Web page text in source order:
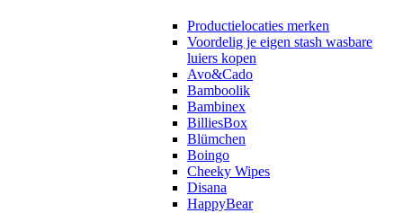
Productielocaties merken
Voordelig je eigen stash wasbare
luiers kopen
Avo&Cado
Bamboolik
Bambinex
BilliesBox
Blümchen
Boingo
Cheeky Wipes
Disana
HappyBear